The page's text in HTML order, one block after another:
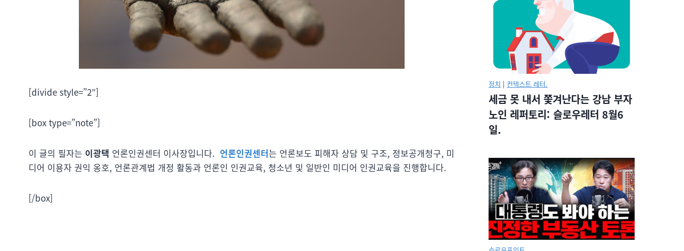
[divide style=”2″]
[box type=”note”]
이 글의 필자는 이광택 언론인권센터 이사장입니다. 언론인권센터는 언론보도 피해자 상담 및 구조, 정보공개청구, 미
디어 이용자 권익 옹호, 언론관계법 개정 활동과 언론인 인권교육, 청소년 및 일반인 미디어 인권교육을 진행합니다.
[/box]
정치 | 컨텍스트 레터.
세금 못 내서 쫓겨난다는 강남 부자
노인 레퍼토리: 슬로우레터 8월6
일.